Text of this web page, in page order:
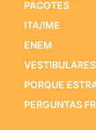
PACOTES
ITA/IME
ENEM
VESTIBULARES
PORQUE
PERGUNTAS